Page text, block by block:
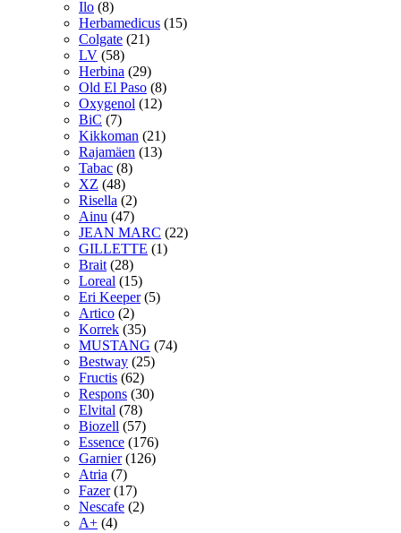
Ilo (8)
Herbamedicus (15)
Colgate (21)
LV (58)
Herbina (29)
Old El Paso (8)
Oxygenol (12)
BiC (7)
Kikkoman (21)
Rajamäen (13)
Tabac (8)
XZ (48)
Risella (2)
Ainu (47)
JEAN MARC (22)
GILLETTE (1)
Brait (28)
Loreal (15)
Eri Keeper (5)
Artico (2)
Korrek (35)
MUSTANG (74)
Bestway (25)
Fructis (62)
Respons (30)
Elvital (78)
Biozell (57)
Essence (176)
Garnier (126)
Atria (7)
Fazer (17)
Nescafe (2)
A+ (4)